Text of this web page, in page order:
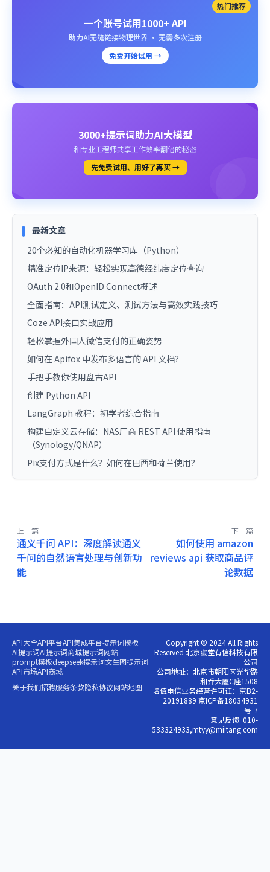
热门推荐
一个账号试用1000+ API
助力AI无缝链接物理世界 · 无需多次注册
免费开始试用 →
3000+提示词助力AI大模型
和专业工程师共享工作效率翻倍的秘密
先免费试用、用好了再买 →
最新文章
20个必知的自动化机器学习库（Python）
精准定位IP来源：轻松实现高德经纬度定位查询
OAuth 2.0和OpenID Connect概述
全面指南：API测试定义、测试方法与高效实践技巧
Coze API接口实战应用
轻松掌握外国人微信支付的正确姿势
如何在 Apifox 中发布多语言的 API 文档？
手把手教你使用盘古API
创建 Python API
LangGraph 教程：初学者综合指南
构建自定义云存储：NAS厂商 REST API 使用指南
（Synology/QNAP）
Pix支付方式是什么？如何在巴西和荷兰使用？
上一篇
通义千问 API：深度解读通义
千问的自然语言处理与创新功
能
下一篇
如何使用 amazon
reviews api 获取商品评
论数据
API大全API平台API集成平台提示词模板
AI提示词AI提示词商城提示词网站
prompt模板deepseek提示词文生图提示词
API市场API商城
关于我们招聘服务条款隐私协议网站地图
Copyright © 2024 All Rights
Reserved 北京蜜堂有信科技有限
公司
公司地址：北京市朝阳区光华路
和乔大厦C座1508
增值电信业务经营许可证：京B2-
20191889 京ICP备18034931
号-7
意见反馈: 010-
533324933,mtyy@miitang.com